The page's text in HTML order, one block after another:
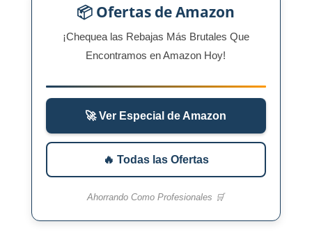
📦 Ofertas de Amazon
¡Chequea las Rebajas Más Brutales Que
Encontramos en Amazon Hoy!
🚀 Ver Especial de Amazon
🔥 Todas las Ofertas
Ahorrando Como Profesionales 🛒